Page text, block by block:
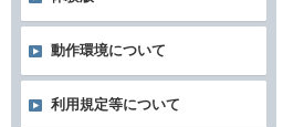
動作環境について
利用規定等について